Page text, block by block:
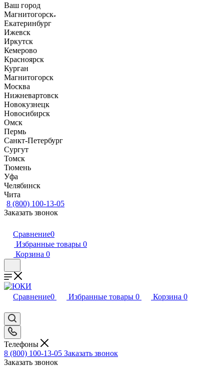
Ваш город
Магнитогорск
Екатеринбург
Ижевск
Иркутск
Кемерово
Красноярск
Курган
Магнитогорск
Москва
Нижневартовск
Новокузнецк
Новосибирск
Омск
Пермь
Санкт-Петербург
Сургут
Томск
Тюмень
Уфа
Челябинск
Чита
8 (800) 100-13-05
Заказать звонок
Сравнение0
Избранные товары 0
Корзина 0
Сравнение0 Избранные товары 0 Корзина 0
Телефоны
8 (800) 100-13-05 Заказать звонок
Заказать звонок